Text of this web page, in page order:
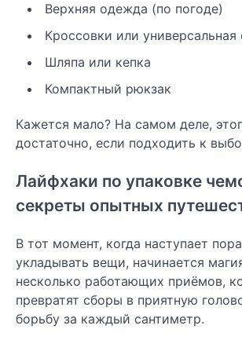
Верхняя одежда (по погоде)
Кроссовки или универсальная
Шляпа или кепка
Компактный рюкзак
Кажется мало? На самом деле,
достаточно, если подходить к
Лайфхаки по упаковке
секреты опытных
В тот момент, когда наступает
укладывать вещи, начинается
несколько работающих приёмов,
превратят сборы в приятную
борьбу за каждый сантиметр.